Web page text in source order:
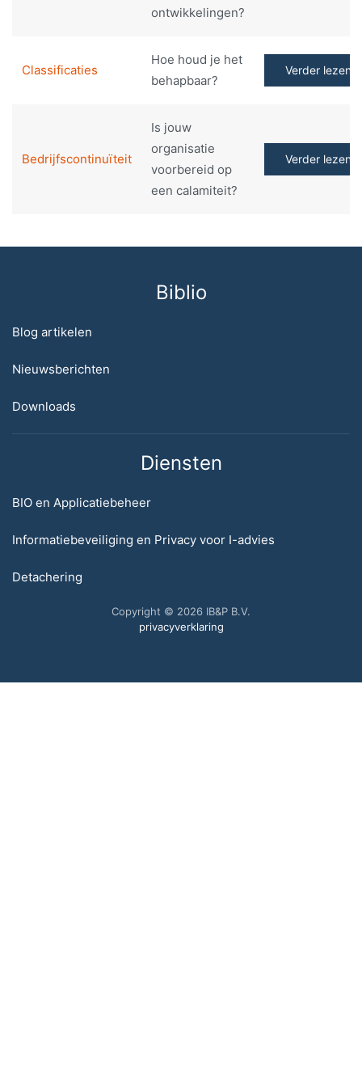
ontwikkelingen?
Classificaties
Hoe houd je het
behapbaar?
Verder lezen
Bedrijfscontinuïteit
Is jouw
organisatie
voorbereid op
een calamiteit?
Verder lezen
Biblio
Blog artikelen
Nieuwsberichten
Downloads
Diensten
BIO en Applicatiebeheer
Informatiebeveiliging en Privacy voor I-advies
Detachering
Copyright © 2026 IB&P B.V.
privacyverklaring